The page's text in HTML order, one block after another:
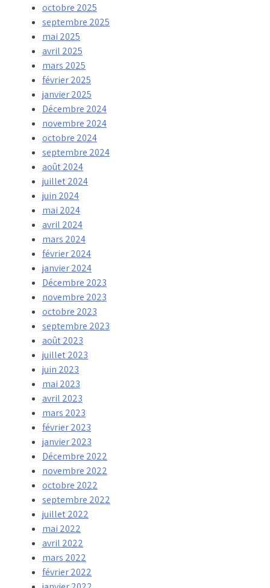
octobre 2025
septembre 2025
mai 2025
avril 2025
mars 2025
février 2025
janvier 2025
Décembre 2024
novembre 2024
octobre 2024
septembre 2024
août 2024
juillet 2024
juin 2024
mai 2024
avril 2024
mars 2024
février 2024
janvier 2024
Décembre 2023
novembre 2023
octobre 2023
septembre 2023
août 2023
juillet 2023
juin 2023
mai 2023
avril 2023
mars 2023
février 2023
janvier 2023
Décembre 2022
novembre 2022
octobre 2022
septembre 2022
juillet 2022
mai 2022
avril 2022
mars 2022
février 2022